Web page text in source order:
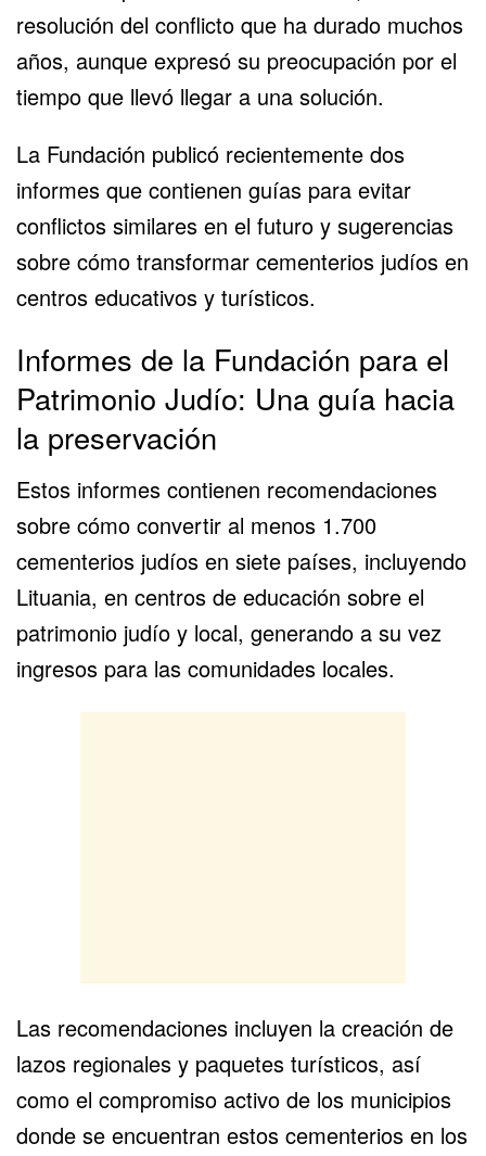
resolución del conflicto que ha durado muchos
años, aunque expresó su preocupación por el
tiempo que llevó llegar a una solución.
La Fundación publicó recientemente dos
informes que contienen guías para evitar
conflictos similares en el futuro y sugerencias
sobre cómo transformar cementerios judíos en
centros educativos y turísticos.
Informes de la Fundación para el
Patrimonio Judío: Una guía hacia
la preservación
Estos informes contienen recomendaciones
sobre cómo convertir al menos 1.700
cementerios judíos en siete países, incluyendo
Lituania, en centros de educación sobre el
patrimonio judío y local, generando a su vez
ingresos para las comunidades locales.
Las recomendaciones incluyen la creación de
lazos regionales y paquetes turísticos, así
como el compromiso activo de los municipios
donde se encuentran estos cementerios en los